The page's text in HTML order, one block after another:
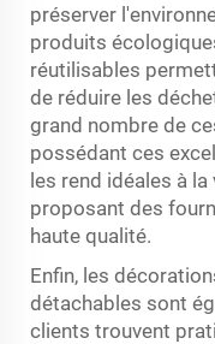
préserver
produits
réutilisables
de réduire les
grand nombre de
possédant ces
les rend idéales à
proposant des
haute qualité.
Enfin, les
détachables sont
clients trouvent